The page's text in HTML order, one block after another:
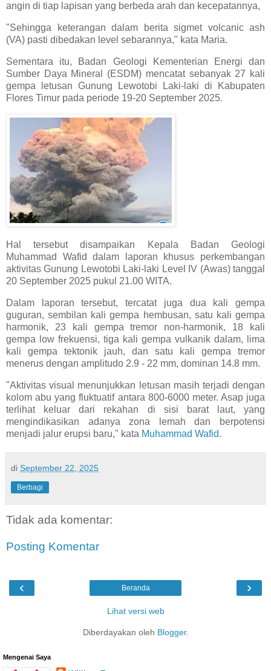
angin di tiap lapisan yang berbeda arah dan kecepatannya,
"Sehingga keterangan dalam berita sigmet volcanic ash
(VA) pasti dibedakan level sebarannya," kata Maria.
Sementara itu, Badan Geologi Kementerian Energi dan
Sumber Daya Mineral (ESDM) mencatat sebanyak 27 kali
gempa letusan Gunung Lewotobi Laki-laki di Kabupaten
Flores Timur pada periode 19-20 September 2025.
Hal tersebut disampaikan Kepala Badan Geologi
Muhammad Wafid dalam laporan khusus perkembangan
aktivitas Gunung Lewotobi Laki-laki Level IV (Awas) tanggal
20 September 2025 pukul 21.00 WITA.
Dalam laporan tersebut, tercatat juga dua kali gempa
guguran, sembilan kali gempa hembusan, satu kali gempa
harmonik, 23 kali gempa tremor non-harmonik, 18 kali
gempa low frekuensi, tiga kali gempa vulkanik dalam, lima
kali gempa tektonik jauh, dan satu kali gempa tremor
menerus dengan amplitudo 2.9 - 22 mm, dominan 14.8 mm.
"Aktivitas visual menunjukkan letusan masih terjadi dengan
kolom abu yang fluktuatif antara 800-6000 meter. Asap juga
terlihat keluar dari rekahan di sisi barat laut, yang
mengindikasikan adanya zona lemah dan berpotensi
menjadi jalur erupsi baru," kata Muhammad Wafid.
di September 22, 2025
Berbagi
Tidak ada komentar:
Posting Komentar
‹ ›
Beranda
Lihat versi web
Diberdayakan oleh Blogger.
Mengenai Saya